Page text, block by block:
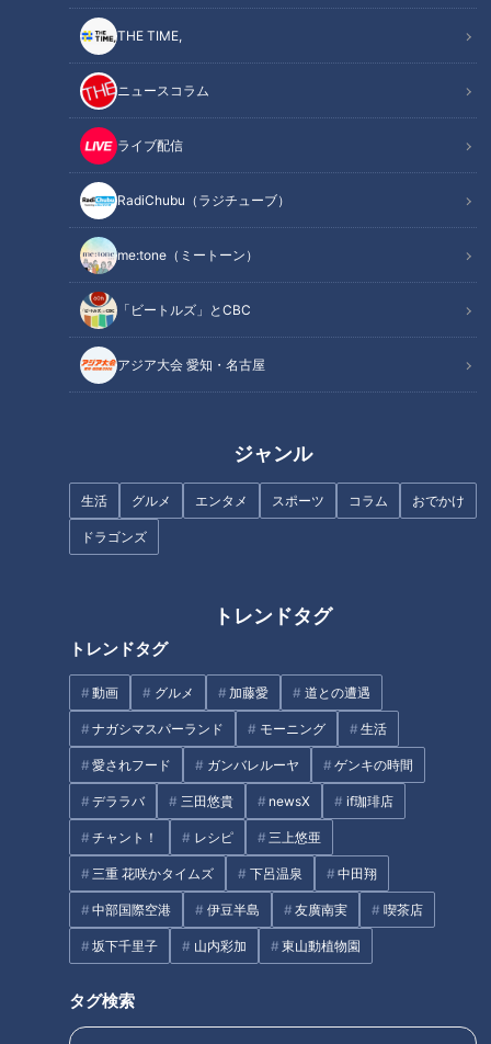
THE TIME,
ニュースコラム
ライブ配信
RadiChubu（ラジチューブ）
me:tone（ミートーン）
「ビートルズ」とCBC
アジア大会 愛知・名古屋
ジャンル
生活 グルメ エンタメ スポーツ コラム おでかけ
ドラゴンズ
トレンドタグ
トレンドタグ
動画 グルメ 加藤愛 道との遭遇
ナガシマスパーランド モーニング 生活
愛されフード ガンバレルーヤ ゲンキの時間
デララバ 三田悠貴 newsX if珈琲店
チャント！ レシピ 三上悠亜
三重 花咲かタイムズ 下呂温泉 中田翔
中部国際空港 伊豆半島 友廣南実 喫茶店
坂下千里子 山内彩加 東山動植物園
タグ検索
求めるのは勝利の確率を高める野球
オススメ関連コンテンツ
連敗を脱出！勝負の夏を迎えたドラゴンズ
明けない夜はない。そして止まない雨はない。
その言葉は本当だった。
長かった連敗がようやく8で止まった。
まさかまさかの8連勝後の8連敗。
それはまるでジェットコースターのような戦いぶり。しかしこ
の一勝は酷く淀んだ空気を一掃する大きな勝ち星になったのは
ただ既にシーズンは折り返し地点を過ぎ、およそ2／3の93試
合を消化。一時は2位タイまで躍進したものの、気づけばAク
ラスの3位広島まで6ゲーム差の借金9（7月29日現在）。勝負
の夏を迎えるドラゴンズ。巻き返しのチャンスはあるのか？か
導いた名将、落合博満元監督に今後の展望を聞いた。
抑え不在に一言“鈴木でしょ”
「サンデードラゴンズ」8連勝と8連敗 投手成績(C)CBCテレビ